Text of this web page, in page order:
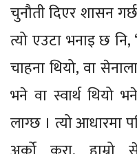
चुनौती दिएर शासन
त्यो एउटा भनाइ छ नि,
चाहना थियो, वा
भने वा स्वार्थ थियो
लाग्छ । त्यो आधारमा